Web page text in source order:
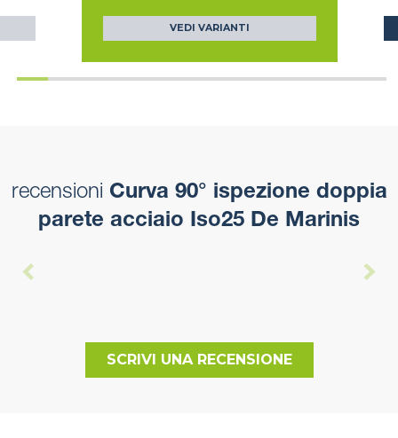
VEDI VARIANTI
recensioni Curva 90° ispezione doppia
parete acciaio Iso25 De Marinis
SCRIVI UNA RECENSIONE